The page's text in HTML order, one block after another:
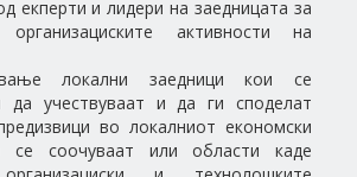
екперти и лидери на заедницата за
активности на
локални заедници кои се
да учествуваат и да ги споделат
во локалниот економски
се соочуваат или области каде